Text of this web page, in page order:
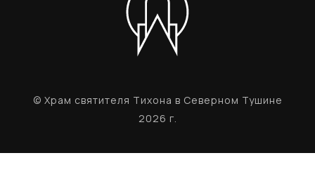
© Храм святителя Тихона в Северном Тушине
2026 г.